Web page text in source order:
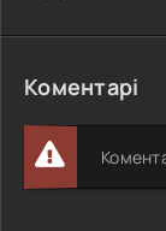
Коментарі